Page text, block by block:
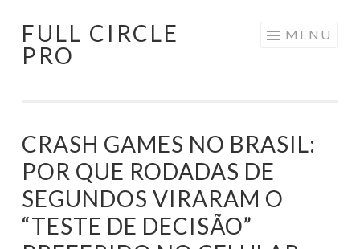
Pular
para
FULL CIRCLE
PRO
MENU
CRASH GAMES NO BRASIL:
POR QUE RODADAS DE
SEGUNDOS VIRARAM O
“TESTE DE DECISÃO”